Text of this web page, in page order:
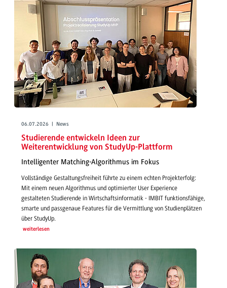
06.07.2026 | News
Studierende entwickeln Ideen zur
Weiterentwicklung von StudyUp-Plattform
Intelligenter Matching-Algorithmus im Fokus
Vollständige Gestaltungsfreiheit führte zu einem echten Projekterfolg:
Mit einem neuen Algorithmus und optimierter User Experience
gestalteten Studierende in Wirtschaftsinformatik - IMBIT funktionsfähige,
smarte und passgenaue Features für die Vermittlung von Studienplätzen
über StudyUp.
weiterlesen